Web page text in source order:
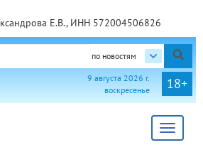
Е.В., ИНН 572004506826
по новостям
18+
9 августа 2026 г.
воскресенье
Toggle